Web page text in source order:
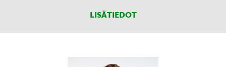
LISÄTIEDOT